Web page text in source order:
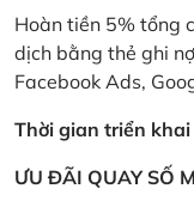
Hoàn tiền 5% tổng
dịch bằng thẻ ghi
Facebook Ads,
Thời gian triển
ƯU ĐÃI QUAY SỐ